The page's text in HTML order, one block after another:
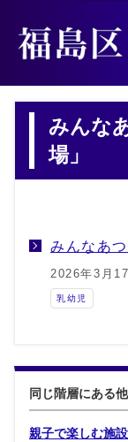
みんな
場」
みんなあ
2026年3月17
乳幼児
同じ階層にある
親子で楽しむ施